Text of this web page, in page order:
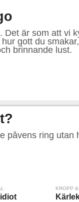
Det är som att vi
gott du
brinnande lust.
påvens ring utan
KROPP